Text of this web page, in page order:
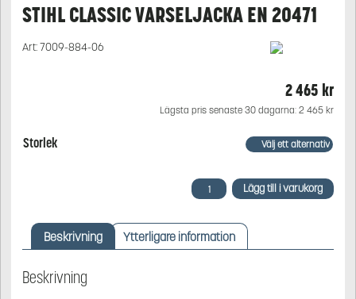
STIHL CLASSIC VARSELJACKA EN 20471
Art:7009-884-06
2 465 kr
Lägsta pris senaste 30 dagarna: 2 465 kr
Storlek
STIHL
CLASSIC
EN
20471
Lägg till i varukorg
Beskrivning Ytterligare information
Beskrivning